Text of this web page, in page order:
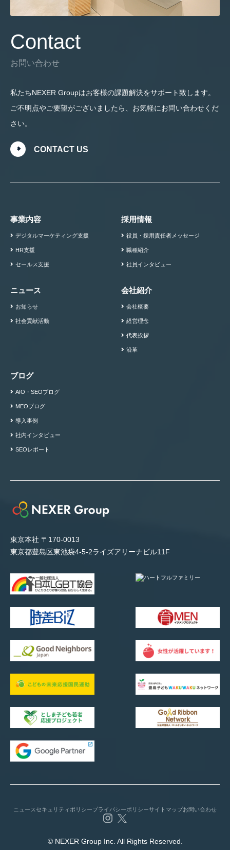
Contact
お問い合わせ
私たちNEXER Groupはお客様の課題解決をサポート致します。
ご不明点やご要望がございましたら、お気軽にお問い合わせくだ
さい。
CONTACT US
東京本社 〒170-0013
東京都豊島区東池袋4-5-2ライズアリーナビル11F
事業内容
デジタルマーケティング支援
HR支援
セールス支援
採用情報
役員・採用責任者メッセージ
職種紹介
社員インタビュー
ニュース
お知らせ
社会貢献活動
会社紹介
会社概要
経営理念
代表挨拶
沿革
ブログ
AIO・SEOブログ
MEOブログ
導入事例
社内インタビュー
SEOレポート
ニュースセキュリティポリシープライバシーポリシーサイトマップお問い合わせ
© NEXER Group Inc. All Rights Reserved.